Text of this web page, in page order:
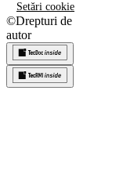
Setări cookie
©Drepturi de
autor